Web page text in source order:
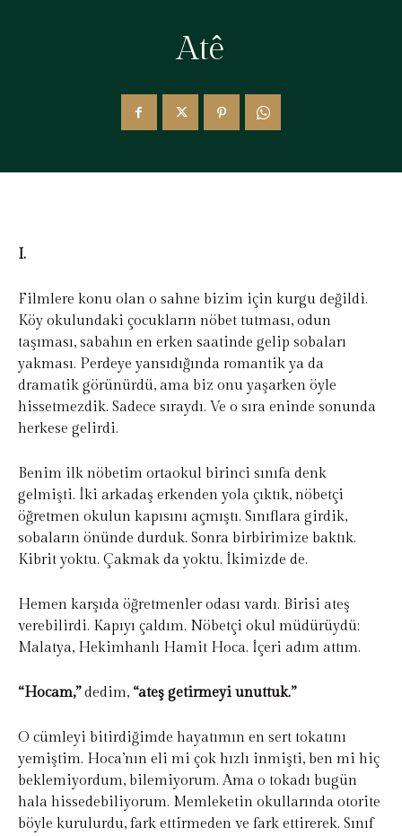
Atê
I.
Filmlere konu olan o sahne bizim için kurgu değildi.
Köy okulundaki çocukların nöbet tutması, odun
taşıması, sabahın en erken saatinde gelip sobaları
yakması. Perdeye yansıdığında romantik ya da
dramatik görünürdü, ama biz onu yaşarken öyle
hissetmezdik. Sadece sıraydı. Ve o sıra eninde sonunda
herkese gelirdi.
Benim ilk nöbetim ortaokul birinci sınıfa denk
gelmişti. İki arkadaş erkenden yola çıktık, nöbetçi
öğretmen okulun kapısını açmıştı. Sınıflara girdik,
sobaların önünde durduk. Sonra birbirimize baktık.
Kibrit yoktu. Çakmak da yoktu. İkimizde de.
Hemen karşıda öğretmenler odası vardı. Birisi ateş
verebilirdi. Kapıyı çaldım. Nöbetçi okul müdürüydü;
Malatya, Hekimhanlı Hamit Hoca. İçeri adım attım.
“Hocam,”dedim, “ateş getirmeyi unuttuk.”
O cümleyi bitirdiğimde hayatımın en sert tokatını
yemiştim. Hoca’nın eli mi çok hızlı inmişti, ben mi hiç
beklemiyordum, bilemiyorum. Ama o tokadı bugün
hala hissedebiliyorum. Memleketin okullarında otorite
böyle kurulurdu, fark ettirmeden ve fark ettirerek. Sınıf